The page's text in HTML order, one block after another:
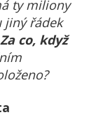
ty miliony
jiný řádek
Za co, když